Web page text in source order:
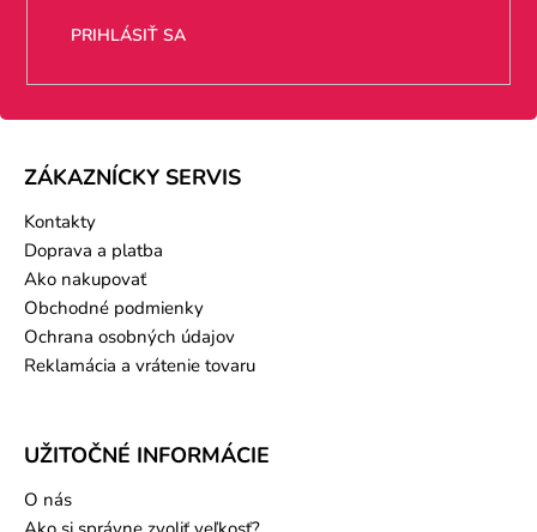
PRIHLÁSIŤ SA
ZÁKAZNÍCKY SERVIS
Kontakty
Doprava a platba
Ako nakupovať
Obchodné podmienky
Ochrana osobných údajov
Reklamácia a vrátenie tovaru
UŽITOČNÉ INFORMÁCIE
O nás